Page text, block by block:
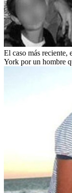
El caso más reciente,
York por un hombre